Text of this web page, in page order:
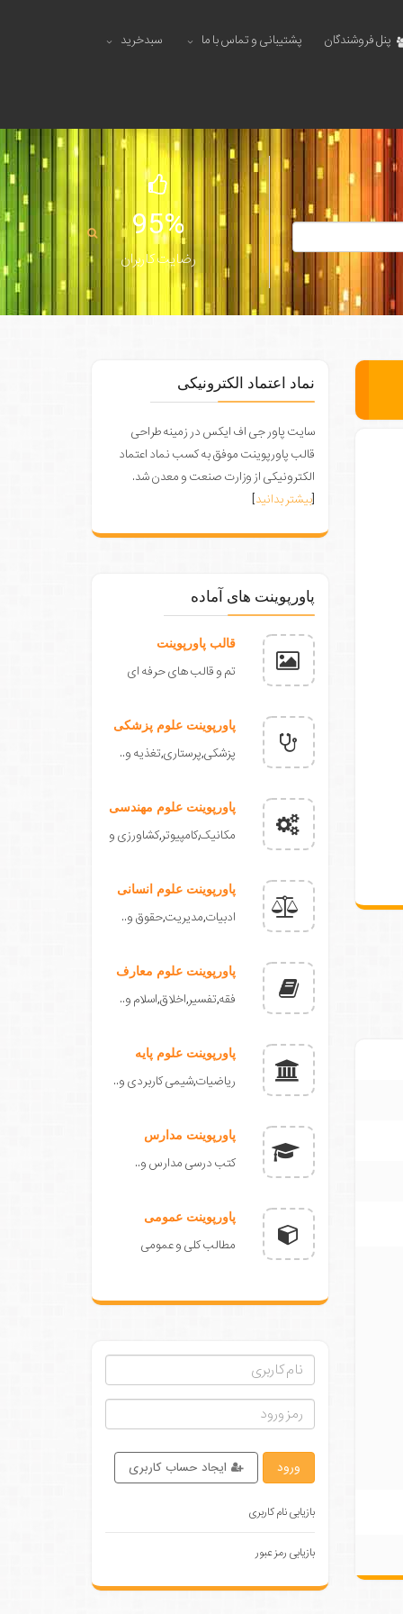
پنل فروشندگان پشتیبانی و تماس با ما سبدخرید
95%
رضایت کاربران
نماد اعتماد الکترونیکی
سایت پاور جی اف ایکس در زمینه طراحی
قالب پاورپوینت موفق به کسب نماد اعتماد
الکترونیکی از وزارت صنعت و معدن شد.
[بیشتر بدانید]
پاورپوینت های آماده
قالب پاورپوینت
تم و قالب های حرفه ای
پاورپوینت علوم پزشکی
پزشکی,پرستاری,تغذیه و..
پاورپوینت علوم مهندسی
مکانیک,کامپیوتر,کشاورزی و
پاورپوینت علوم انسانی
ادبیات,مدیریت,حقوق و..
پاورپوینت علوم معارف
فقه,تفسیر,اخلاق,اسلام و..
پاورپوینت علوم پایه
ریاضیات,شیمی کاربردی و..
پاورپوینت مدارس
کتب درسی مدارس و..
پاورپوینت عمومی
مطالب کلی و عمومی
ورود ایجاد حساب کاربری
بازیابی نام کاربری
بازیابی رمز عبور